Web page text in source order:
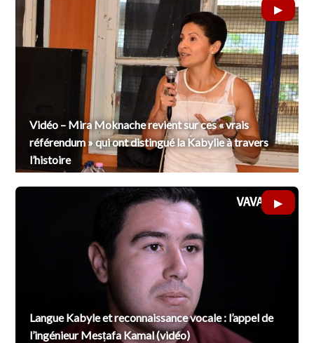
Vidéo – Mira Moknache revient sur ces « vrais
référendum » qui ont distingué la Kabylie à travers
l’histoire
Langue Kabyle et reconnaissance vocale : l’appel de
l’ingénieur Mesṭafa Kamal (vidéo)